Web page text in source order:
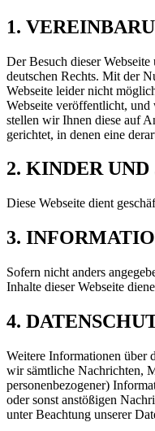
1.
Der Besuch dieser
deutschen Rechts. Mit der
Webseite leider nicht
Webseite veröffentlicht, und
stellen wir Ihnen diese auf
gerichtet, in denen eine
2. KINDER
Diese Webseite dient
3.
Sofern nicht anders
Inhalte dieser Webseite
4.
Weitere Informationen über
wir sämtliche Nachrichten,
personenbezogener)
oder sonst anstößigen
unter Beachtung unserer